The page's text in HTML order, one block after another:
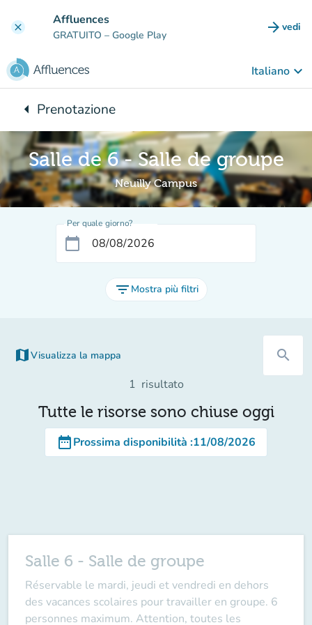
clear Affluences
GRATUITO – Google Play arrow_forward vedi
Italiano keyboard_arrow_down
arrow_leftTorna a:
Prenotazione
Salle de 6 - Salle de groupe
Neuilly Campus
Per quale giorno?
calendar_today
filter_list Mostra più filtri
map Visualizza la mappa search
1 risultato
Tutte le risorse sono chiuse oggi
date_rangeProssima disponibilità :11/08/2026
Salle 6 - Salle de groupe
Réservable le mardi, jeudi et vendredi en dehors
des vacances scolaires pour travailler en groupe. 6
personnes maximum. Attention, toutes les